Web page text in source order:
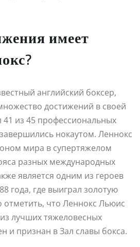
имеет
английский боксер,
достижений в своей
из 45 профессиональных
нокаутом. Леннокс
мира в супертяжелом
разных международных
является одним из героев
года, где выиграл золотую
что Леннокс Льюис
лучших тяжеловесных
и признан в Зал славы бокса.